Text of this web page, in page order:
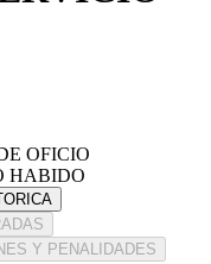
OFICIO
HABIDO
Y PENALIDADES